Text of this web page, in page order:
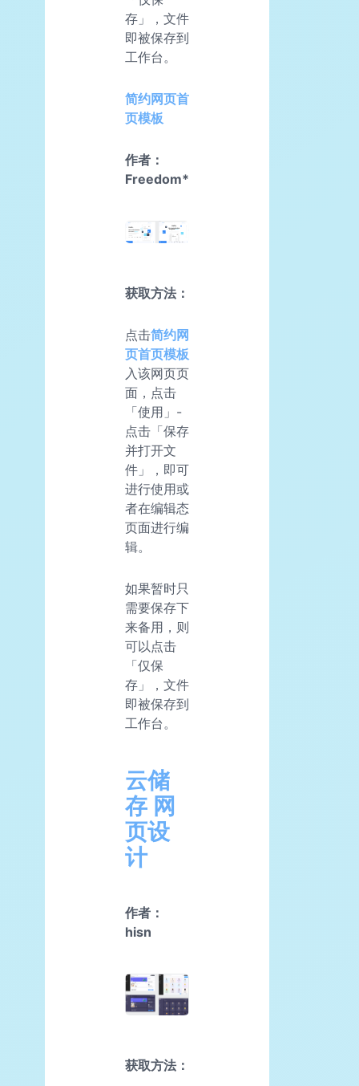
存」，文件
即被保存到
工作台。
简约网页首
页模板
作者：
Freedom*
获取方法：
点击简约网
页首页模板
入该网页页
面，点击
「使用」-
点击「保存
并打开文
件」，即可
进行使用或
者在编辑态
页面进行编
辑。
如果暂时只
需要保存下
来备用，则
可以点击
「仅保
存」，文件
即被保存到
工作台。
云储
存 网
页设
计
作者：
hisn
获取方法：